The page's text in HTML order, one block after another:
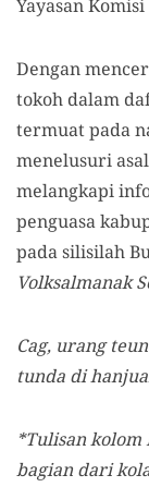
Yayasan
Dengan
tokoh dalam
termuat pada
menelusuri
melangkapi
penguasa
pada silisilah
Volksalmanak
Cag, urang
tunda di
*Tulisan kolom
bagian dari